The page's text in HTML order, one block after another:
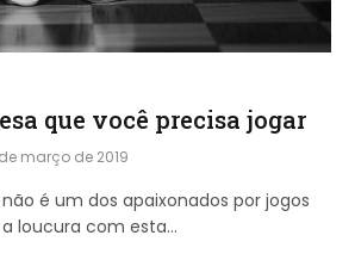
que você precisa jogar
de março de 2019
é um dos apaixonados por jogos
loucura com esta…